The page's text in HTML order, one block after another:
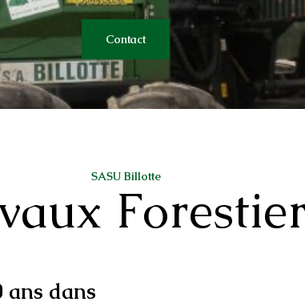
Contact
SASU Billotte
ans dans